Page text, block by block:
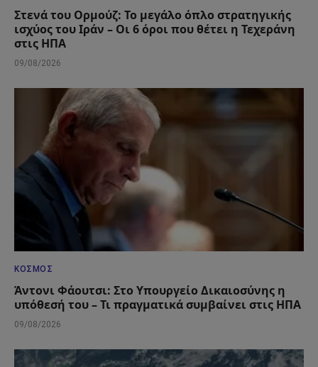
Στενά του Ορμούζ: Το μεγάλο όπλο στρατηγικής
ισχύος του Ιράν – Οι 6 όροι που θέτει η Τεχεράνη
στις ΗΠΑ
09/08/2026
ΚΌΣΜΟΣ
Άντονι Φάουτσι: Στο Υπουργείο Δικαιοσύνης η
υπόθεσή του – Τι πραγματικά συμβαίνει στις ΗΠΑ
09/08/2026